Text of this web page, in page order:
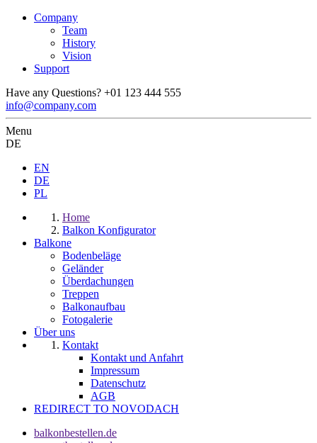
Company
Team
History
Vision
Support
Have any Questions? +01 123 444 555
info@company.com
Menu
DE
EN
DE
PL
Home
Balkon Konfigurator
Balkone
Bodenbeläge
Geländer
Überdachungen
Treppen
Balkonaufbau
Fotogalerie
Über uns
Kontakt
Kontakt und Anfahrt
Impressum
Datenschutz
AGB
REDIRECT TO NOVODACH
balkonbestellen.de